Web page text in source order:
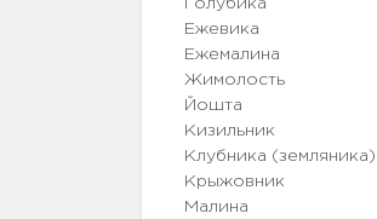
Голубика
Ежевика
Ежемалина
Жимолость
Йошта
Кизильник
Клубника (земляника)
Крыжовник
Малина